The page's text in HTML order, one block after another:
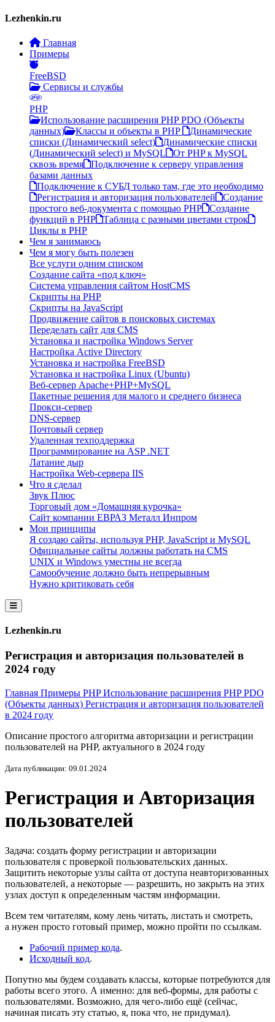
Lezhenkin.ru
Главная
Примеры
FreeBSD
Сервисы и службы
PHP
Использование расширения PHP PDO (Объекты
данных)
Классы и объекты в PHP
Динамические
списки (Динамический select)
Динамические списки
(Динамический select) и MySQL
От PHP к MySQL
сквозь время
Подключение к серверу управления
базами данных
Подключение к СУБД только там, где это необходимо
Регистрация и авторизация пользователей
Создание
простого веб-документа c помощью PHP
Создание
функций в PHP
Таблица с разными цветами строк
Циклы в PHP
Чем я занимаюсь
Чем я могу быть полезен
Все услуги одним списком
Создание сайта «под ключ»
Система управления сайтом HostCMS
Скрипты на PHP
Скрипты на JavaScript
Продвижение сайтов в поисковых системах
Переделать сайт для CMS
Установка и настройка Windows Server
Настройка Active Directory
Установка и настройка FreeBSD
Установка и настройка Linux (Ubuntu)
Веб-сервер Apache+PHP+MySQL
Пакетные решения для малого и среднего бизнеса
Прокси-сервер
DNS-сервер
Почтовый сервер
Удаленная техподдержка
Программирование на ASP .NET
Латание дыр
Настройка Web-сервера IIS
Что я сделал
Звук Плюс
Торговый дом «Домашняя курочка»
Сайт компании ЕВРАЗ Металл Инпром
Мои принципы
Я создаю сайты, используя PHP, JavaScript и MySQL
Официальные сайты должны работать на CMS
UNIX и Windows уместны не всегда
Самообучение должно быть непрерывным
Нужно критиковать себя
Lezhenkin.ru
Регистрация и авторизация пользователей в
2024 году
Главная Примеры PHP Использование расширения PHP PDO
(Объекты данных) Регистрация и авторизация пользователей
в 2024 году
Описание простого алгоритма авторизации и регистрации
пользователей на PHP, актуального в 2024 году
Дата публикации: 09.01.2024
Регистрация и Авторизация
пользователей
Задача: создать форму регистрации и авторизации
пользователя с проверкой пользовательских данных.
Защитить некоторые узлы сайта от доступа неавторизованных
пользователей, а некоторые — разрешить, но закрыть на этих
узлах доступ к определенным частям информации.
Всем тем читателям, кому лень читать, листать и смотреть,
а нужен просто готовый пример, можно пройти по ссылкам.
Рабочий пример кода.
Исходный код.
Попутно мы будем создавать классы, которые потребуются для
работы всего этого. А именно: для веб-формы, для работы с
пользователями. Возможно, для чего-либо ещё (сейчас,
начиная писать эту статью, я, пока что, не придумал).